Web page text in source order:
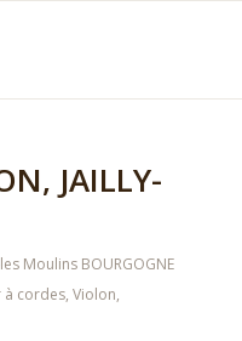
JAILLY-
Moulins BOURGOGNE
à cordes, Violon,